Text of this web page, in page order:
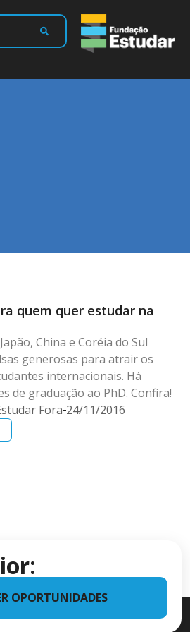
quem quer estudar na
China e Coréia do Sul
generosas para atrair os
internacionais. Há
de graduação ao PhD. Confira!
Fora 24/11/2016
OPORTUNIDADES